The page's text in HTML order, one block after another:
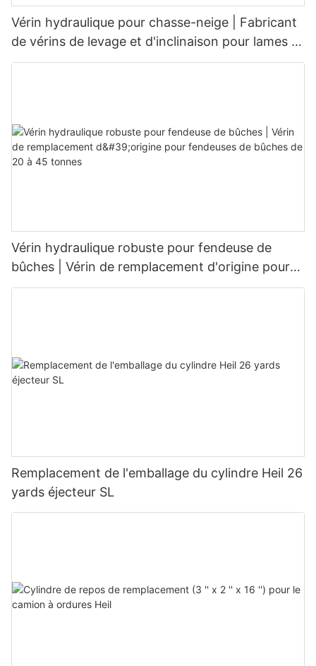
Vérin hydraulique pour chasse-neige | Fabricant
de vérins de levage et d'inclinaison pour lames à
neige (OEM)
Vérin hydraulique robuste pour fendeuse de
bûches | Vérin de remplacement d'origine pour
fendeuses de bûches de 20 à 45 tonnes
Remplacement de l'emballage du cylindre Heil 26
yards éjecteur SL